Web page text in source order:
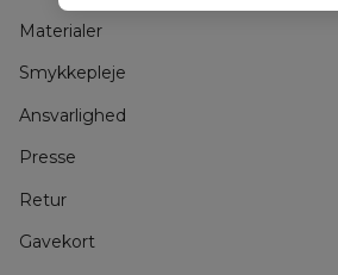
Materialer
Smykkepleje
Ansvarlighed
Presse
Retur
Gavekort